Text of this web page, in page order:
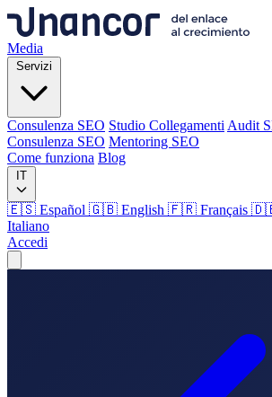
Media
Servizi
Consulenza SEO Studio Collegamenti Audit
Consulenza SEO Mentoring SEO
Come funziona Blog
IT
🇪🇸 Español 🇬🇧 English 🇫🇷 Français 🇩🇪
Italiano
Accedi
Studio CollegamentiAudit